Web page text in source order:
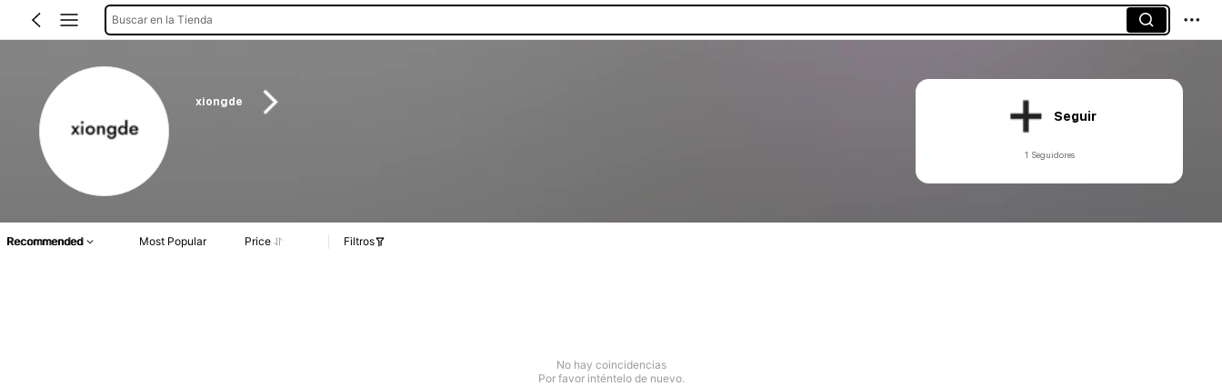
Buscar en la Tienda
xiongde
Seguir
1 Seguidores
Recommended Most Popular Price Filtros
No hay coincidencias
Por favor inténtelo de nuevo.